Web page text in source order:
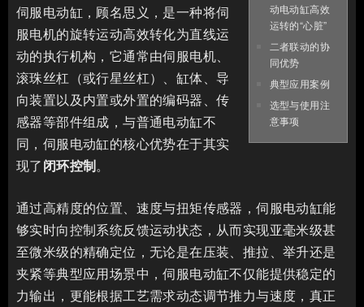
动电动缸高效
运转的“心脏”
二者联动的协
同优势
典型应用案例
选型与使用注
意事项
伺服电动缸，顾名思义，是一种将伺
服电机的旋转运动高效转化为直线运
动的执行机构，它通常由伺服电机、
滚珠丝杠（或行星丝杠）、缸体、导
向装置以及内置或外置的编码器、传
感器等部件组成，与普通电动缸不
同，伺服电动缸的核心优势在于其实
现了闭环控制。
通过高精度的位置、速度与扭矩传感器，伺服电动缸能
够实时向控制系统反馈运动状态，从而实现亚毫米级甚
至微米级的精确定位，无论是在压装、推拉、举升还是
夹紧等典型应用场景中，伺服电动缸不仅能提供稳定的
力输出，更能根据工艺需求动态调节推力与速度，真正